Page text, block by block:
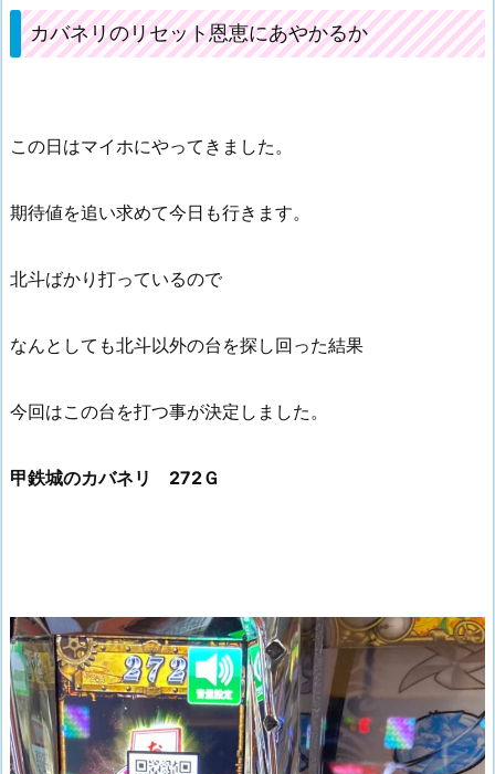
カバネリのリセット恩恵にあやかるか
この日はマイホにやってきました。
期待値を追い求めて今日も行きます。
北斗ばかり打っているので
なんとしても北斗以外の台を探し回った結果
今回はこの台を打つ事が決定しました。
甲鉄城のカバネリ 272Ｇ